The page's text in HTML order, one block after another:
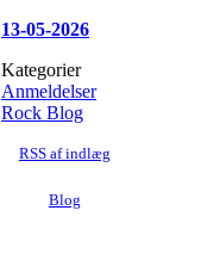
13-05-2026
Kategorier
Anmeldelser
Rock Blog
RSS af indlæg
Blog